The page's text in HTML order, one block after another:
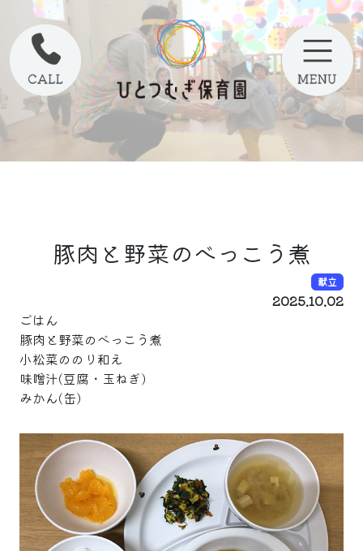
豚肉と野菜のべっこう煮
献立
2025.10.02
ごはん
豚肉と野菜のべっこう煮
小松菜ののり和え
味噌汁(豆腐・玉ねぎ)
みかん(缶)